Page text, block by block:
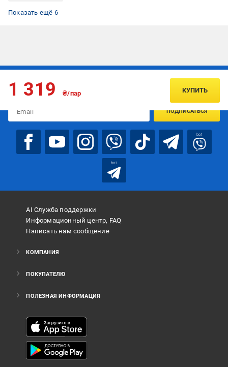
Черные кеды женские
Кеды низкие
Кеды 37 размер
Кеды весенние
Осенние кеды
Кеды осенние женские
Показать ещё 6
1 319 ₴/пар КУПИТЬ
Подписывайтесь, чтобы узнавать первым об акцияx и
ПОДПИСАТЬСЯ
bot
bot
AI Служба поддержки
Информационный центр, FAQ
Написать нам сообщение
КОМПАНИЯ
ПОКУПАТЕЛЮ
ПОЛЕЗНАЯ ИНФОРМАЦИЯ